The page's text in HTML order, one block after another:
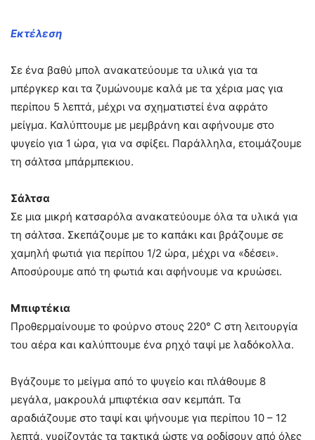
Εκτέλεση
Σε ένα βαθύ μπολ ανακατεύουμε τα υλικά για τα
μπέργκερ και τα ζυμώνουμε καλά με τα χέρια μας για
περίπου 5 λεπτά, μέχρι να σχηματιστεί ένα αφράτο
μείγμα. Καλύπτουμε με μεμβράνη και αφήνουμε στο
ψυγείο για 1 ώρα, για να σφίξει. Παράλληλα, ετοιμάζουμε
τη σάλτσα μπάρμπεκιου.
Σάλτσα
Σε μια μικρή κατσαρόλα ανακατεύουμε όλα τα υλικά για
τη σάλτσα. Σκεπάζουμε με το καπάκι και βράζουμε σε
χαμηλή φωτιά για περίπου 1/2 ώρα, μέχρι να «δέσει».
Αποσύρουμε από τη φωτιά και αφήνουμε να κρυώσει.
Μπιφτέκια
Προθερμαίνουμε το φούρνο στους 220° C στη λειτουργία
του αέρα και καλύπτουμε ένα ρηχό ταψί με λαδόκολλα.
Βγάζουμε το μείγμα από το ψυγείο και πλάθουμε 8
μεγάλα, μακρουλά μπιφτέκια σαν κεμπάπ. Τα
αραδιάζουμε στο ταψί και ψήνουμε για περίπου 10 – 12
λεπτά, γυρίζοντάς τα τακτικά ώστε να ροδίσουν από όλες